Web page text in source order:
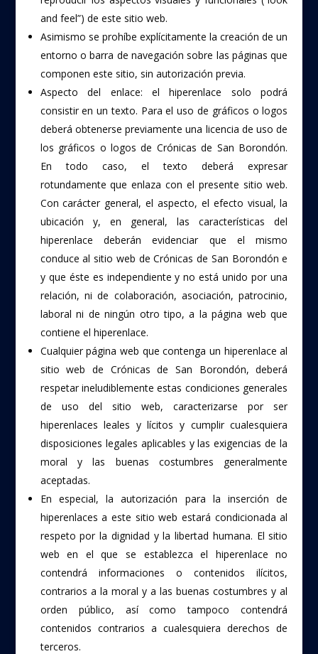
and feel”) de este sitio web.
Asimismo se prohíbe explícitamente la creación de un
entorno o barra de navegación sobre las páginas que
componen este sitio, sin autorización previa.
Aspecto del enlace: el hiperenlace solo podrá
consistir en un texto. Para el uso de gráficos o logos
deberá obtenerse previamente una licencia de uso de
los gráficos o logos de Crónicas de San Borondón.
En todo caso, el texto deberá expresar
rotundamente que enlaza con el presente sitio web.
Con carácter general, el aspecto, el efecto visual, la
ubicación y, en general, las características del
hiperenlace deberán evidenciar que el mismo
conduce al sitio web de Crónicas de San Borondón e
y que éste es independiente y no está unido por una
relación, ni de colaboración, asociación, patrocinio,
laboral ni de ningún otro tipo, a la página web que
contiene el hiperenlace.
Cualquier página web que contenga un hiperenlace al
sitio web de Crónicas de San Borondón, deberá
respetar ineludiblemente estas condiciones generales
de uso del sitio web, caracterizarse por ser
hiperenlaces leales y lícitos y cumplir cualesquiera
disposiciones legales aplicables y las exigencias de la
moral y las buenas costumbres generalmente
aceptadas.
En especial, la autorización para la inserción de
hiperenlaces a este sitio web estará condicionada al
respeto por la dignidad y la libertad humana. El sitio
web en el que se establezca el hiperenlace no
contendrá informaciones o contenidos ilícitos,
contrarios a la moral y a las buenas costumbres y al
orden público, así como tampoco contendrá
contenidos contrarios a cualesquiera derechos de
terceros.